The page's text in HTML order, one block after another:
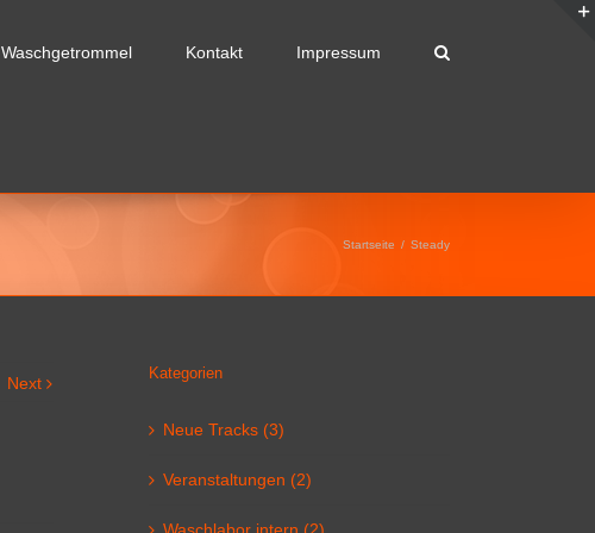
Waschgetrommel Kontakt Impressum
Startseite / Steady
Next
Kategorien
Neue Tracks (3)
Veranstaltungen (2)